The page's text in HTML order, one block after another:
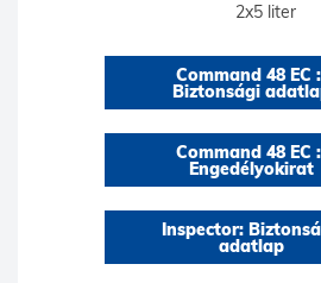
2x5 liter
Command 48 EC :
Biztonsági
Command 48 EC :
Engedélyokirat
Inspector:
adatlap